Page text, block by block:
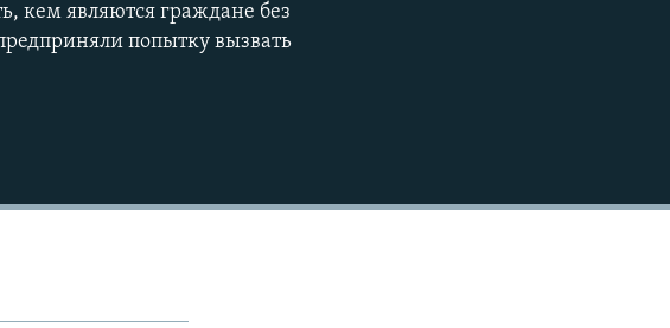
кем являются граждане без
попытку вызвать